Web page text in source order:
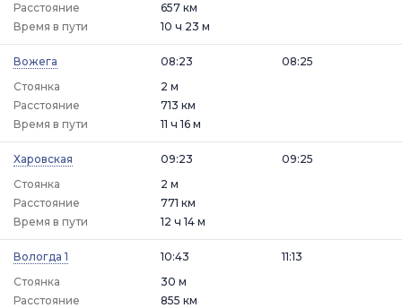
Расстояние
657 км
Время в пути
10 ч 23 м
Вожега
08:23
Стоянка
2 м
08:25
Расстояние
713 км
Время в пути
11 ч 16 м
Харовская
09:23
Стоянка
2 м
09:25
Расстояние
771 км
Время в пути
12 ч 14 м
Вологда 1
10:43
Стоянка
30 м
11:13
Расстояние
855 км